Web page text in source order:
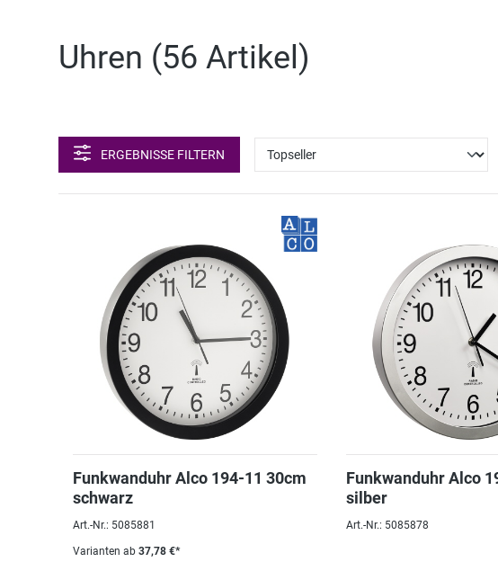
Uhren (56 Artikel )
ERGEBNISSE FILTERN
Funkwanduhr Alco 194-11 30cm
schwarz
Art.-Nr.: 5085881
Varianten ab 37,78 €*
Funkwanduhr Alco
silber
Art.-Nr.: 5085878